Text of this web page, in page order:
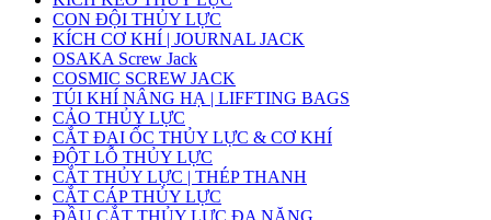
CON ĐỘI THỦY LỰC
KÍCH CƠ KHÍ | JOURNAL JACK
OSAKA Screw Jack
COSMIC SCREW JACK
TÚI KHÍ NÂNG HẠ | LIFFTING BAGS
CẢO THỦY LỰC
CẮT ĐAI ỐC THỦY LỰC & CƠ KHÍ
ĐỘT LỖ THỦY LỰC
CẮT THỦY LỰC | THÉP THANH
CẮT CÁP THỦY LỰC